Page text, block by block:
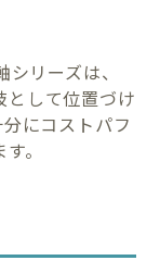
シリーズは、
として位置づけ
にコストパフ
。